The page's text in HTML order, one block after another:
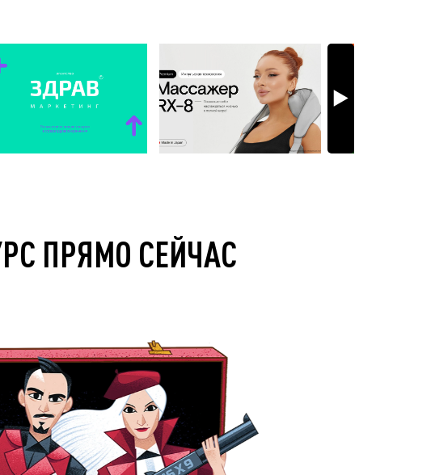
ПРЯМО СЕЙЧАС